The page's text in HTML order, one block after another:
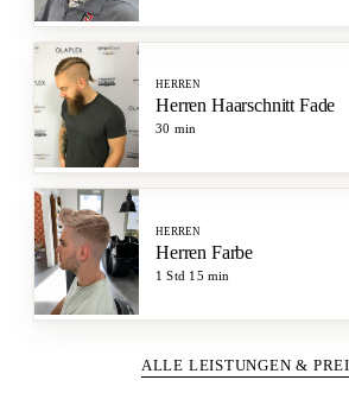
HERREN
Herren Haarschnitt Fade
30 min
HERREN
Herren Farbe
1 Std 15 min
ALLE LEISTUNGEN &